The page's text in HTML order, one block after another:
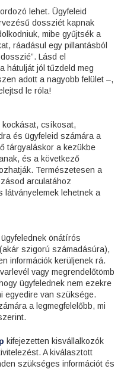
lehet. Ügyfeleid
dossziét kapnak
mibe gyűjtsék a
ráadásul egy pillantásból
Lásd el
hátulját jól tűzdeld meg
adott a nagyobb felület –,
le róla!
csíkosat,
és ügyfeleid számára a
tárgyaláskor a kezükbe
és a következő
Természetesen a
arculatához
látványelemek lehetnek a
ügyfelednek önátírós
szigorú számadásúra),
információk kerüljenek rá.
vagy megrendelőtömb
ügyfelednek nem ezekre
egyedire van szüksége.
a legmegfelelőbb, mi
kifejezetten kisvállalkozók
A kiválasztott
szükséges információt és